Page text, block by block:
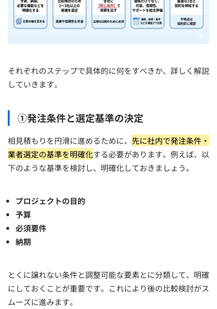
それぞれのステップで具体的に何をすべきか、詳しく解説
していきます。
①発注条件と選定基準の決定
相見積もりを円滑に進めるために、 先に社内で発注条件・
業者選定の基準を明確化する必要があります。例えば、以
下のような基準を検討し、明確化しておきましょう。
プロジェクトの目的
予算
必須要件
納期
とくに譲れない条件と調整可能な要素とに分類して、明確
にしておくことが重要です。これにより後の比較検討がス
ムーズに進みます。